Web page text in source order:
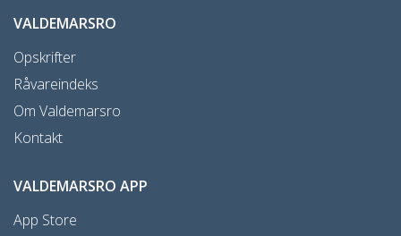
VALDEMARSRO
Opskrifter
Råvareindeks
Om Valdemarsro
Kontakt
VALDEMARSRO APP
App Store